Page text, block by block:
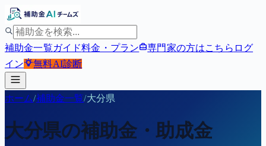
補助金一覧ガイド料金・プラン 専門家の方はこちら ログ
イン
無料AI診断
ホーム/補助金一覧/大分県
大分県の補助金・助成金